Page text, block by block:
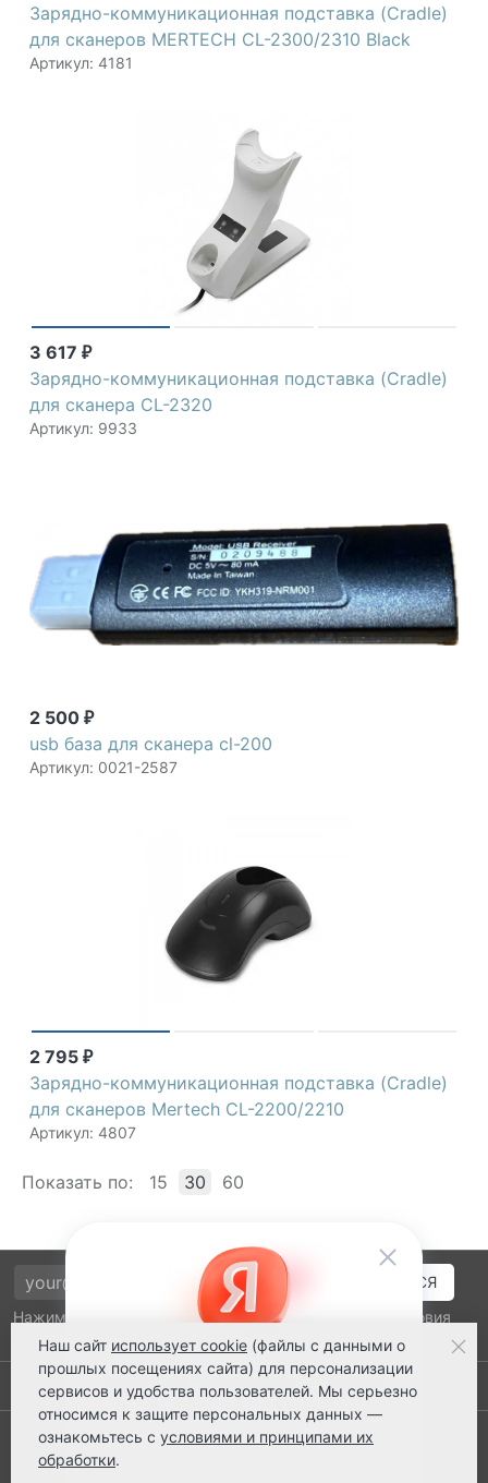
Зарядно-коммуникационная подставка (Cradle)
для сканеров MERTECH CL-2300/2310 Black
Артикул: 4181
3 617 ₽
Зарядно-коммуникационная подставка (Cradle)
для сканера CL-2320
Артикул: 9933
2 500 ₽
usb база для сканера cl-200
Артикул: 0021-2587
2 795 ₽
Зарядно-коммуникационная подставка (Cradle)
для сканеров Mertech CL-2200/2210
Артикул: 4807
Показать по: 15 30 60
Нажимая на кнопку подтверждения, я принимаю условия
политики обработки персональных данных
Выполнено заказов: 52530
8 800 2018-054
Наш сайт использует cookie (файлы с данными о
прошлых посещениях сайта) для персонализации
сервисов и удобства пользователей. Мы серьезно
относимся к защите персональных данных —
ознакомьтесь с условиями и принципами их
обработки.